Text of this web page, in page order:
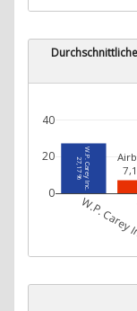
W.P. Carey Inc.
27,17 %
W.P.
0
20
40